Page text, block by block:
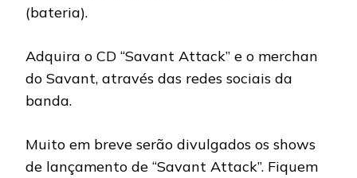
(bateria).
Adquira o CD “Savant Attack” e o merchan
do Savant, através das redes sociais da
banda.
Muito em breve serão divulgados os shows
de lançamento de “Savant Attack”. Fiquem